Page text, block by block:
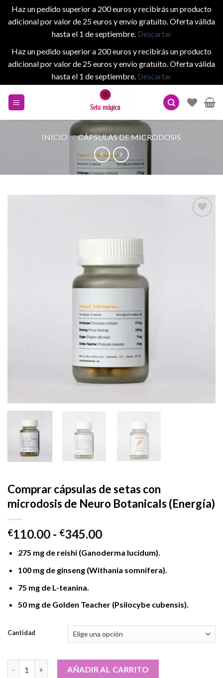
Haz un pedido superior a 200 euros y recibirás un producto
adicional por valor de 25 euros y envío gratuito. Oferta válida
hasta el 1 de septiembre. Descartar
Haz un pedido superior a 200 euros y recibirás un producto
adicional por valor de 25 euros y envío gratuito. Oferta válida
hasta el 1 de septiembre. Descartar
INICIO / CÁPSULAS DE MICRODOSIS
Comprar cápsulas de setas con
microdosis de Neuro Botanicals (Energía)
€110.00 - €345.00Rango
precios:
desde
€345.00
275 mg de reishi (Ganoderma lucidum).
100 mg de ginseng (Withania somnifera).
75 mg de L-teanina.
50 mg de Golden Teacher (Psilocybe cubensis).
Cantidad
Comprar cápsulas de setas con microdosis de Neuro
AÑADIR AL CARRITO